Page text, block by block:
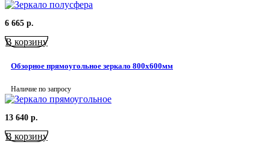
6 665 р.
В корзину
Обзорное прямоугольное зеркало 800х600мм
Наличие по запросу
13 640 р.
В корзину